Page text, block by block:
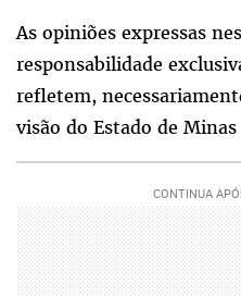
As opiniões expressas
responsabilidade
refletem,
visão do Estado de